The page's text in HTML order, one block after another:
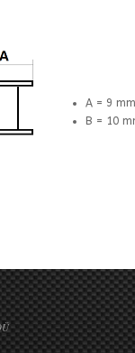
A = 9 mm
B = 10